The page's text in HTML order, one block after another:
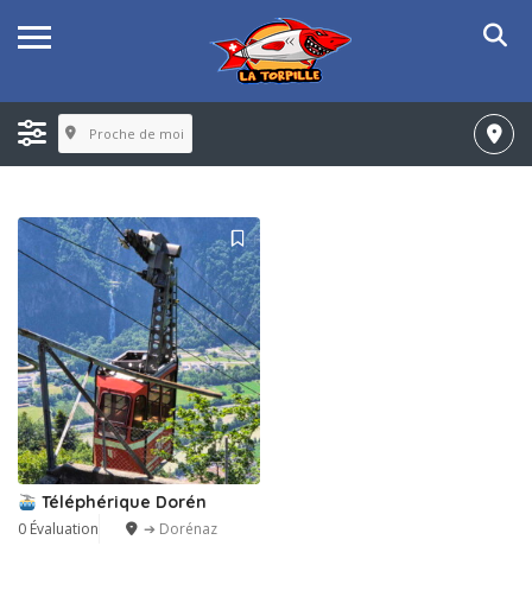
Proche de moi
Téléphérique Dorén
0 Évaluation ➔ Dorénaz